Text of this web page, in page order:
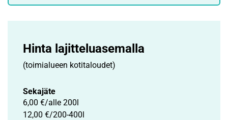
Hinta lajittelu­asemalla
(toimialueen kotitaloudet)
Sekajäte
6,00 €/alle 200l
12,00 €/200-400l